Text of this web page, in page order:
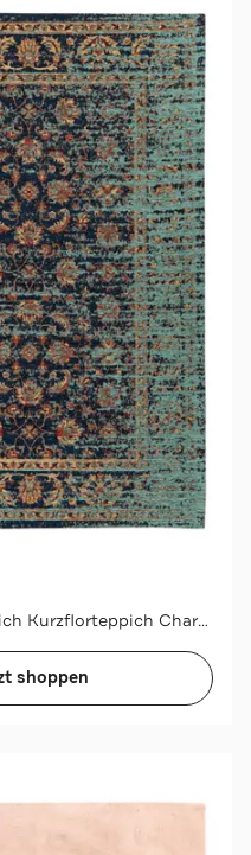
Wohnzimmer Teppich Kurzflorteppich Charme 225 bunt - blau – Klassisch
shoppen